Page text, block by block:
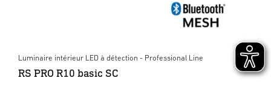
Luminaire intérieur LED à détection - Professional Line
RS PRO R10 basic SC